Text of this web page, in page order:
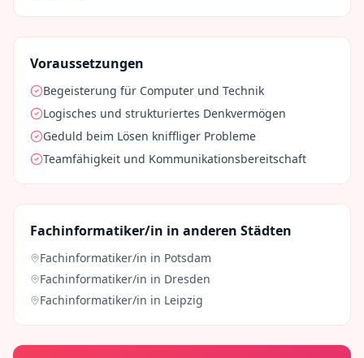
Voraussetzungen
Begeisterung für Computer und Technik
Logisches und strukturiertes Denkvermögen
Geduld beim Lösen kniffliger Probleme
Teamfähigkeit und Kommunikationsbereitschaft
Fachinformatiker/in in anderen Städten
Fachinformatiker/in in Potsdam
Fachinformatiker/in in Dresden
Fachinformatiker/in in Leipzig